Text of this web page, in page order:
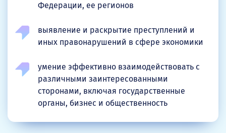
Федерации, ее регионов
выявление и раскрытие преступлений и
иных правонарушений в сфере экономики
умение эффективно взаимодействовать с
различными заинтересованными
сторонами, включая государственные
органы, бизнес и общественность